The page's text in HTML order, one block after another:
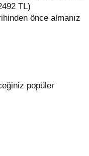
TL)
önce almanız
popüler